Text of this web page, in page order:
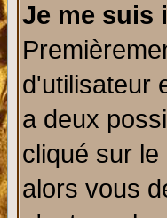
Je me suis
d'utilisateur
a deux
cliqué sur le
alors vous